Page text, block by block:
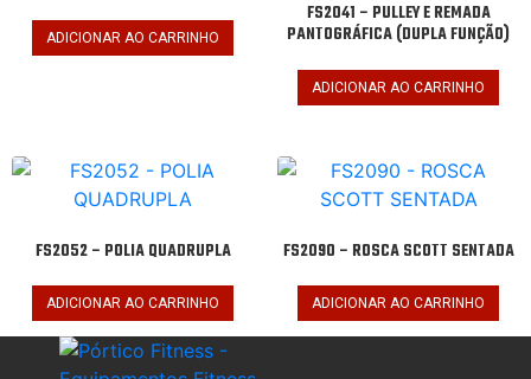
ADICIONAR AO CARRINHO
FS2041 – PULLEY E REMADA
PANTOGRÁFICA (DUPLA FUNÇÃO)
ADICIONAR AO CARRINHO
FS2052 – POLIA QUADRUPLA
ADICIONAR AO CARRINHO
FS2090 – ROSCA SCOTT SENTADA
ADICIONAR AO CARRINHO